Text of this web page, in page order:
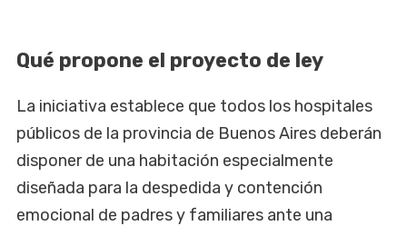
Qué propone el proyecto de ley
La iniciativa establece que todos los hospitales
públicos de la provincia de Buenos Aires deberán
disponer de una habitación especialmente
diseñada para la despedida y contención
emocional de padres y familiares ante una